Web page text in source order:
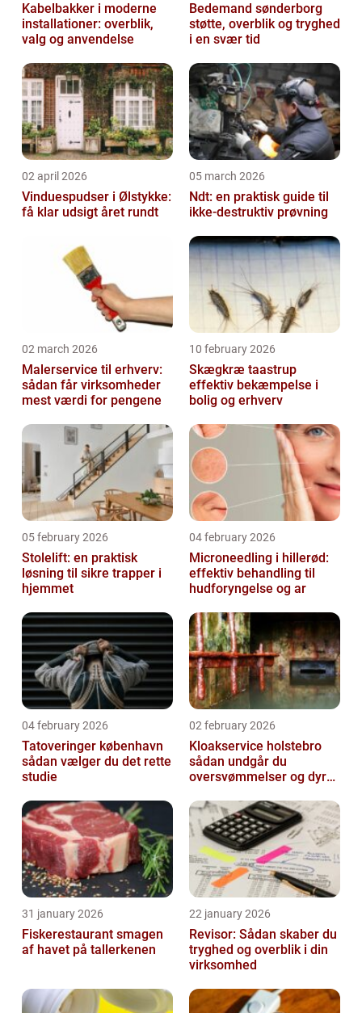
Kabelbakker i moderne
installationer: overblik,
valg og anvendelse
Bedemand sønderborg
støtte, overblik og tryghed
i en svær tid
02 april 2026
Vinduespudser i Ølstykke:
få klar udsigt året rundt
05 march 2026
Ndt: en praktisk guide til
ikke-destruktiv prøvning
02 march 2026
Malerservice til erhverv:
sådan får virksomheder
mest værdi for pengene
10 february 2026
Skægkræ taastrup
effektiv bekæmpelse i
bolig og erhverv
05 february 2026
Stolelift: en praktisk
løsning til sikre trapper i
hjemmet
04 february 2026
Microneedling i hillerød:
effektiv behandling til
hudforyngelse og ar
04 february 2026
Tatoveringer københavn
sådan vælger du det rette
studie
02 february 2026
Kloakservice holstebro
sådan undgår du
oversvømmelser og dyre
31 january 2026
Fiskerestaurant smagen
af havet på tallerkenen
22 january 2026
Revisor: Sådan skaber du
tryghed og overblik i din
virksomhed